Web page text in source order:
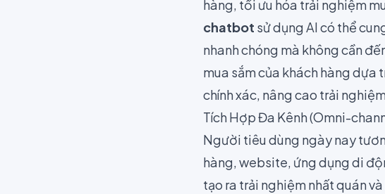
hàng, tối ưu hóa trải nghiệm
chatbot sử dụng AI có thể
nhanh chóng mà không cần
mua sắm của khách hàng dựa
chính xác, nâng cao trải
Tích Hợp Đa Kênh (Omni-
Người tiêu dùng ngày nay
hàng, website, ứng dụng di
tạo ra trải nghiệm nhất quán